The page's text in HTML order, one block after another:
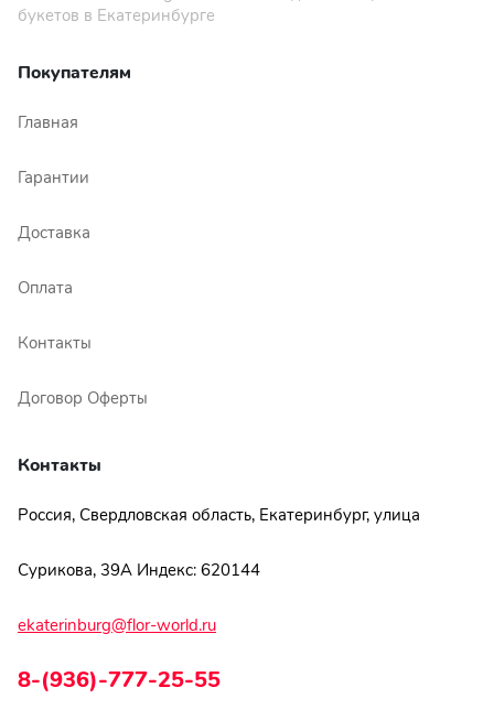
букетов в Екатеринбурге
Покупателям
Главная
Гарантии
Доставка
Оплата
Контакты
Договор Оферты
Контакты
Россия, Свердловская область, Екатеринбург, улица
Сурикова, 39А Индекс: 620144
ekaterinburg@flor-world.ru
8-(936)-777-25-55